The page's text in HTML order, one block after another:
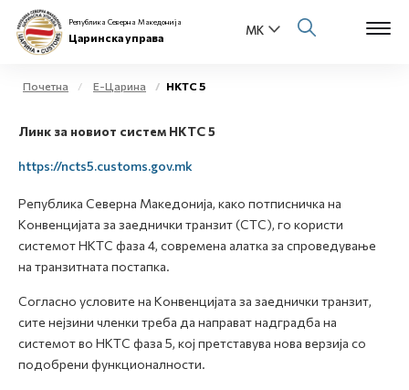
За нас
Физички лица
Бизнис заедница
Е-Царина
Open
Медиа центар
Контакт
Република Северна Македонија
Царинска управа
Почетна Е-Царина НКТС 5
Линк за новиот систем НКТС 5
https://ncts5.customs.gov.mk
Република Северна Македонија, како потписничка на
Конвенцијата за заеднички транзит (CTC), го користи
системот НКТС фаза 4, современа алатка за спроведување
на транзитната постапка.
Согласно условите на Конвенцијата за заеднички транзит,
сите нејзини членки треба да направат надградба на
системот во НКТС фаза 5, кој претставува нова верзија со
подобрени функционалности.